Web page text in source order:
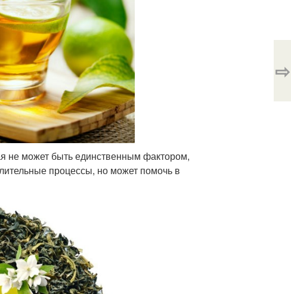
не может быть единственным фактором,
процессы, но может помочь в
⇨